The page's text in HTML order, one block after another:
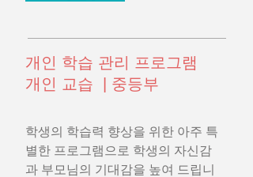
개인 학습 관리 프로그램
개인 교습 | 중등부
학생의 학습력 향상을 위한 아주 특
별한 프로그램으로 학생의 자신감
과 부모님의 기대감을 높여 드립니